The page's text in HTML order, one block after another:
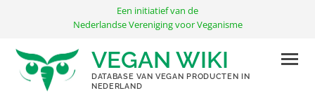
inhoud
Een initiatief van de
Nederlandse Vereniging voor Veganisme
VEGAN WIKI
DATABASE VAN VEGAN PRODUCTEN IN
NEDERLAND